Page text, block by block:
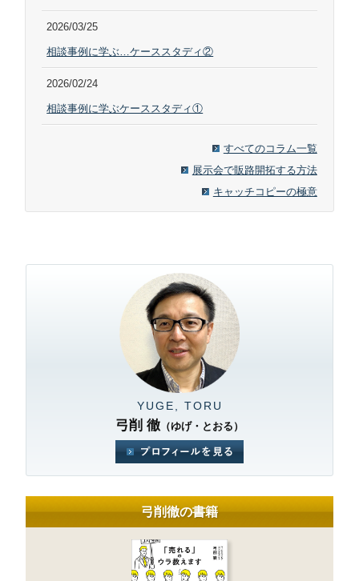
2026/03/25
相談事例に学ぶ…ケーススタディ②
2026/02/24
相談事例に学ぶケーススタディ①
すべてのコラム一覧
展示会で販路開拓する方法
キャッチコピーの極意
YUGE, TORU
弓削 徹 （ゆげ・とおる）
弓削徹の書籍